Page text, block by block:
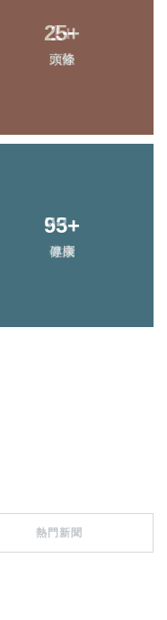
25+
頭條
95+
健康
熱門新聞